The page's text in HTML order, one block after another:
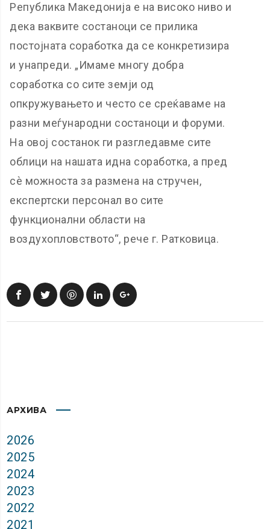
Република Македонија е на високо ниво и
дека ваквите состаноци се прилика
постојната соработка да се конкретизира
и унапреди. „Имаме многу добра
соработка со сите земји од
опкружувањето и често се среќаваме на
разни меѓународни состаноци и форуми.
На овој состанок ги разгледавме сите
облици на нашата идна соработка, а пред
сѐ можноста за размена на стручен,
експертски персонал во сите
функционални области на
воздухопловството“, рече г. Ратковица.
АРХИВА
2026
2025
2024
2023
2022
2021